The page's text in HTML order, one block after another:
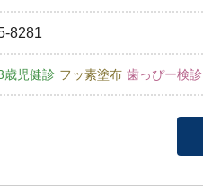
8281
歳児健診 フッ素塗布 歯っぴー検診